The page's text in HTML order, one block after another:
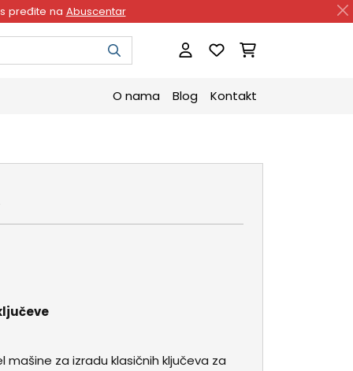
pređite na Abuscentar
O nama Blog Kontakt
mašine za izradu klasičnih ključeva za